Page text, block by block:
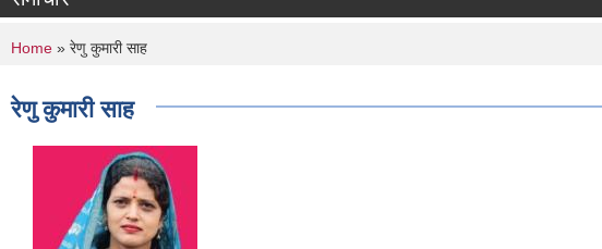
You are here
Home » रेणु कुमारी साह
रेणु कुमारी साह